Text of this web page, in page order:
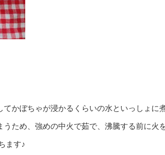
かぼちゃが浸かるくらいの水といっしょに
ため、強めの中火で茹で、沸騰する前に火
ます♪